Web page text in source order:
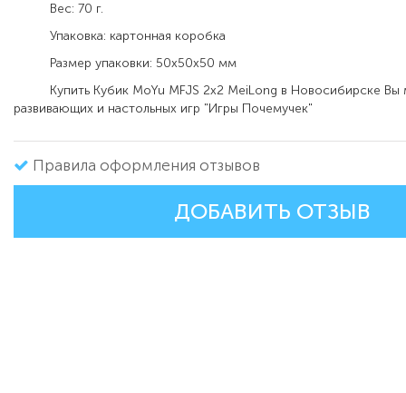
Вес: 70 г.
Упаковка: картонная коробка
Размер упаковки: 50х50х50 мм
Купить Кубик MoYu MFJS 2х2 MeiLong в Новосибирске Вы
развивающих и настольных игр "Игры Почемучек"
Правила оформления отзывов
ДОБАВИТЬ ОТЗЫВ